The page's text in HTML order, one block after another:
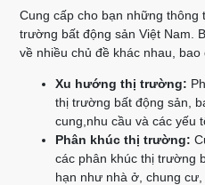
Cung cấp cho bạn những thông
trường bất động sản Việt Nam.
về nhiều chủ đề khác nhau, bao
Xu hướng thị trường:
thị trường bất động sản,
cung,nhu cầu và các yếu
Phân khúc thị trường:
các phân khúc thị trường
hạn như nhà ở, chung